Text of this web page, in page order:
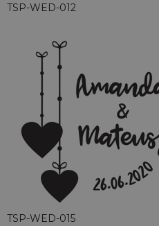
TSP-WED-012
TSP-WED-015